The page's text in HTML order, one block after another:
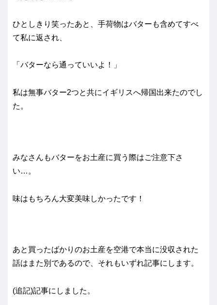
ひとしきり笑ったあと、手荷物はバターも含めてすべ
て私に返され、
「バターなら通っていいよ！」
私は無事バター2つと共にイギリスへ帰国出来たのでし
た。
みなさんもバターをお土産に買う際はご注意下さ
い…。
味はもちろん大変美味しかったです！
あと買ったばかりのお土産を空港で本当に没収された
話はまた別であるので、それもいずれ記事にします。
(追記)記事にしました。